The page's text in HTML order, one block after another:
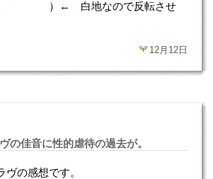
）← 白地なので反転させ
12月12日
の佳音に性的虐待の過去が。
ヴの感想です。